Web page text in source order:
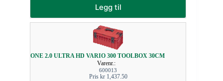
Legg til
ONE 2.0 ULTRA HD VARIO 300 TOOLBOX 30CM
Varenr.:
600013
Pris kr1,437.50